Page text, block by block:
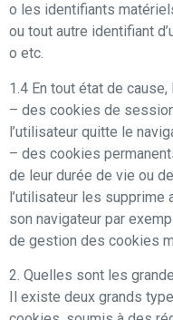
o les identifiants
ou tout autre identifiant
o etc.
1.4 En tout état de
– des cookies de
l’utilisateur quitte le
– des cookies
de leur durée de vie ou
l’utilisateur les supprime
son navigateur par
de gestion des cookies
2. Quelles sont les
Il existe deux grands